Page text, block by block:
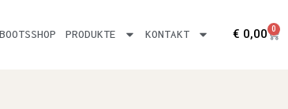
PRODUKTE KONTAKT € 0,00 0